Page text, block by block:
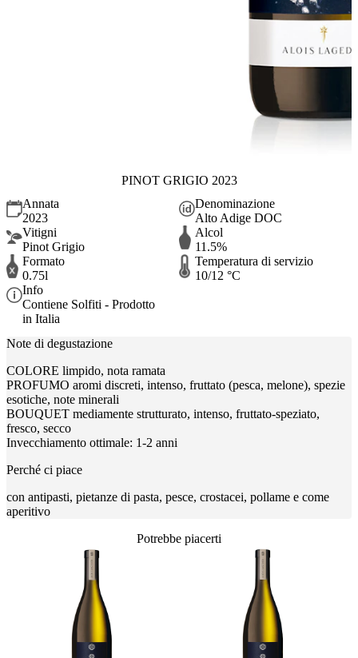
PINOT GRIGIO 2023
Annata
2023
Denominazione
Alto Adige DOC
Vitigni
Pinot Grigio
Alcol
11.5%
Formato
0.75l
Temperatura di servizio
10/12 °C
Info
Contiene Solfiti - Prodotto
in Italia
Note di degustazione
COLORE limpido, nota ramata
PROFUMO aromi discreti, intenso, fruttato (pesca, melone), spezie
esotiche, note minerali
BOUQUET mediamente strutturato, intenso, fruttato-speziato,
fresco, secco
Invecchiamento ottimale: 1-2 anni
Perché ci piace
con antipasti, pietanze di pasta, pesce, crostacei, pollame e come
aperitivo
Potrebbe piacerti